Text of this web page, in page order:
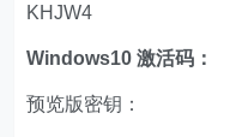
KHJW4
Windows10 激活码：
预览版密钥：